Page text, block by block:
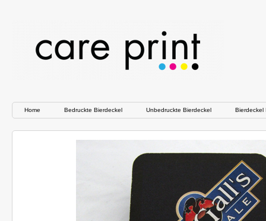
Home Bedruckte Bierdeckel Unbedruckte Bierdeckel Bierdeckel